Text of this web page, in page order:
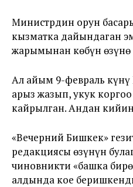
Министрдин орун
кызматка дайындаган
жарымынан көбүн өзүнө
Ал айым 9-февраль күнү
арыз жазып, укук
кайрылган. Андан
«Вечерний Бишкек»
редакциясы өзүнүн
чиновникти «башка
алдында кое